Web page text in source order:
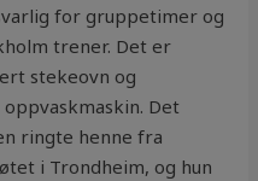
for gruppetimer og
trener. Det er
stekeovn og
Det
ringte henne fra
i Trondheim, og hun